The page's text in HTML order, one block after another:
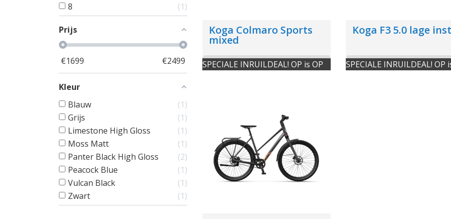
8
1
Prijs
€1699 €2499
Kleur
Blauw
1
Grijs
1
Limestone High Gloss
1
Moss Matt
1
Panter Black High Gloss
2
Peacock Blue
1
Vulcan Black
1
Zwart
1
Koga Colmaro Sports
mixed
SPECIALE INRUILDEAL! OP is OP
Koga F3 5.0 lage
SPECIALE INRUILDEAL! OP